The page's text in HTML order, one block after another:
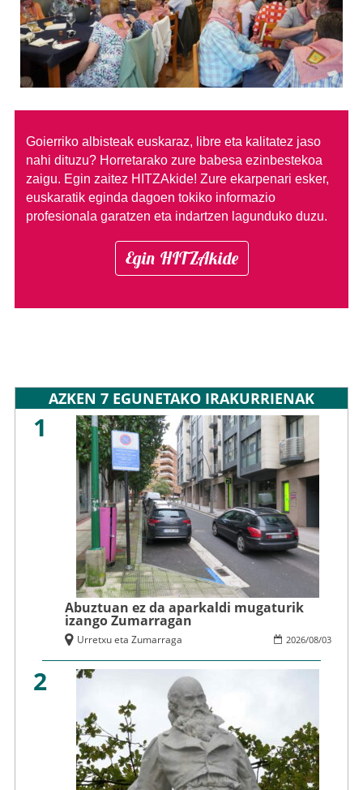
Goierriko albisteak euskaraz, libre eta kalitatez jaso
nahi dituzu? Horretarako zure babesa ezinbestekoa
zaigu. Egin zaitez HITZAkide! Zure ekarpenari esker,
euskaratik eginda dagoen tokiko informazio
profesionala garatzen eta indartzen lagunduko duzu.
Egin HITZAkide
AZKEN 7 EGUNETAKO IRAKURRIENAK
1
Abuztuan ez da aparkaldi mugaturik
izango Zumarragan
2026/08/03
Urretxu eta Zumarraga
2